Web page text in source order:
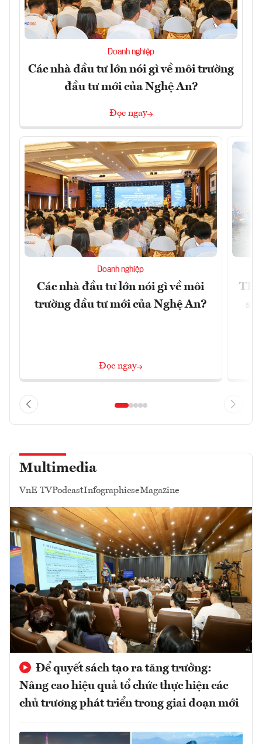
Doanh nghiệp
Các nhà đầu tư lớn nói gì về môi trường
đầu tư mới của Nghệ An?
Đọc ngay
Doanh nghiệp
Các nhà đầu tư lớn nói gì về môi
trường đầu tư mới của Nghệ An?
Đọc ngay
Multimedia
VnE TVPodcastInfographicseMagazine
Để quyết sách tạo ra tăng trưởng:
Nâng cao hiệu quả tổ chức thực hiện các
chủ trương phát triển trong giai đoạn mới